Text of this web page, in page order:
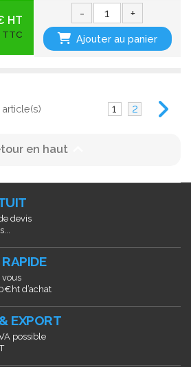
HT
TTC
- +
Ajouter au panier
1 2
en haut
devis
d’achat
EXPORT
possible